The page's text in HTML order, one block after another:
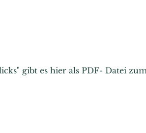
gibt es hier als PDF- Datei